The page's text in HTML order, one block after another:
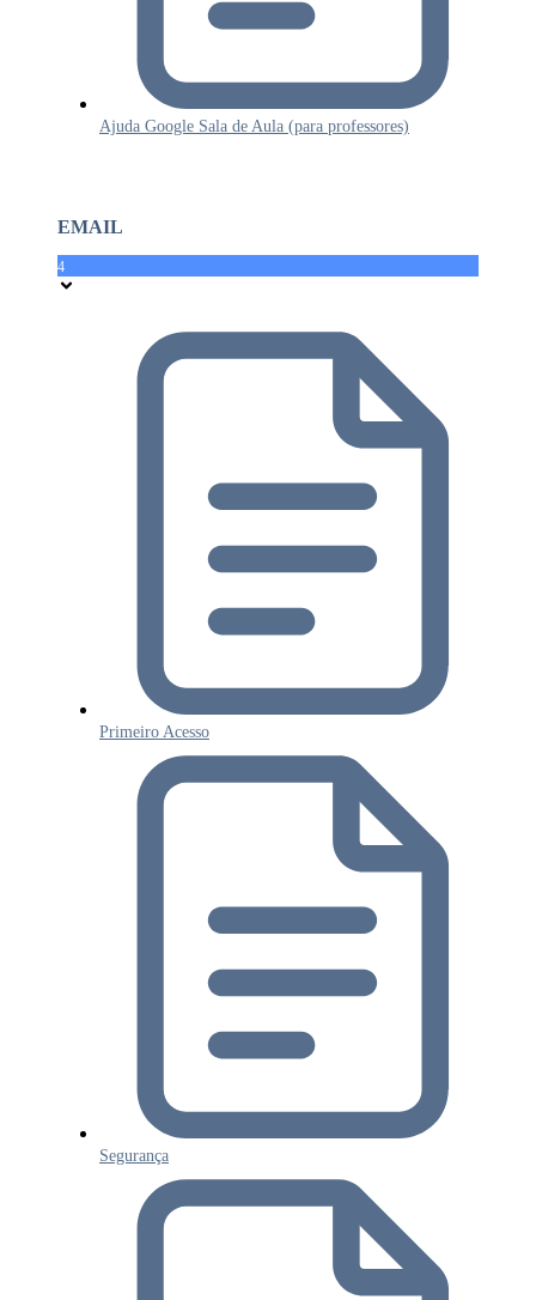
Ajuda Google Sala de Aula (para professores)
EMAIL
4
Primeiro Acesso
Segurança